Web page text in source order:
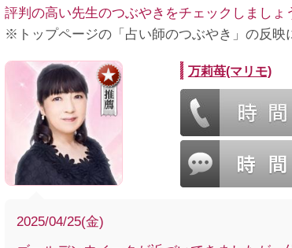
評判の高い先生のつぶやきをチェックしましょ
※トップページの「占い師のつぶやき」の反映
万莉苺(マリモ)
2025/04/25(金)